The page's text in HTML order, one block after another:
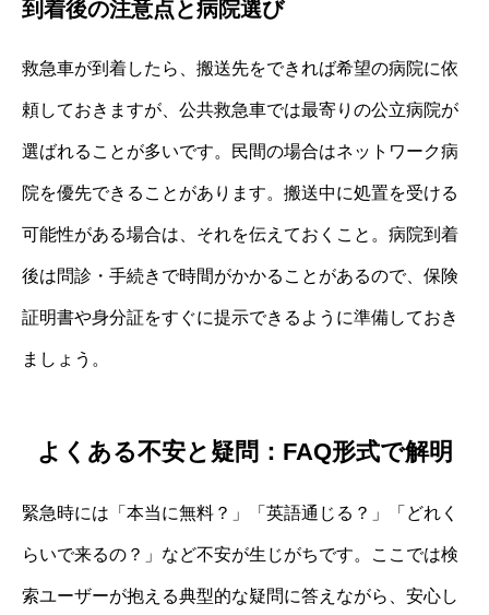
到着後の注意点と病院選び
救急車が到着したら、搬送先をできれば希望の病院に依
頼しておきますが、公共救急車では最寄りの公立病院が
選ばれることが多いです。民間の場合はネットワーク病
院を優先できることがあります。搬送中に処置を受ける
可能性がある場合は、それを伝えておくこと。病院到着
後は問診・手続きで時間がかかることがあるので、保険
証明書や身分証をすぐに提示できるように準備しておき
ましょう。
よくある不安と疑問：FAQ形式で解明
緊急時には「本当に無料？」「英語通じる？」「どれく
らいで来るの？」など不安が生じがちです。ここでは検
索ユーザーが抱える典型的な疑問に答えながら、安心し